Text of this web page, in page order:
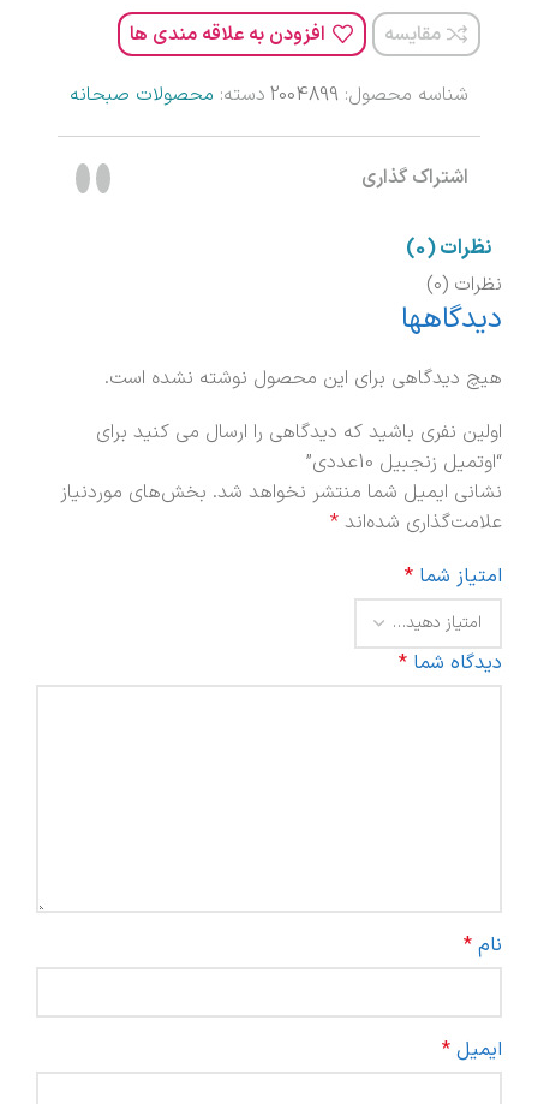
مقایسه افزودن به علاقه مندی ها
شناسه محصول: 2004899 دسته: محصولات صبحانه
اشتراک گذاری
نظرات (0)
نظرات (0)
دیدگاهها
هیچ دیدگاهی برای این محصول نوشته نشده است.
اولین نفری باشید که دیدگاهی را ارسال می کنید برای
“اوتمیل زنجبیل 10عددی”
نشانی ایمیل شما منتشر نخواهد شد. بخش‌های موردنیاز
علامت‌گذاری شده‌اند *
امتیاز شما *
دیدگاه شما *
نام *
ایمیل *